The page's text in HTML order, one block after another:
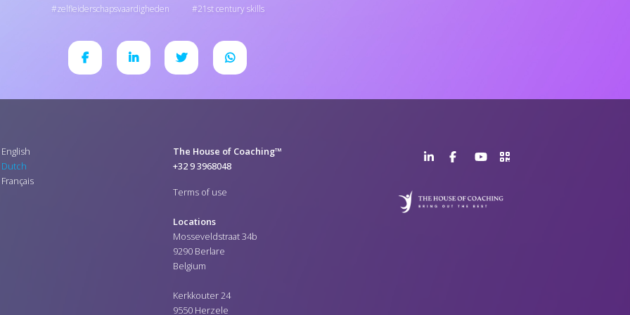
zelfleiderschapsvaardigheden 21st century skills
English
Dutch
Français
The House of Coaching™
+32 9 3968048
Terms of use
Locations
Mosseveldstraat 34b
9290 Berlare
Belgium
Kerkkouter 24
9550 Herzele
PagePageChannel
QR